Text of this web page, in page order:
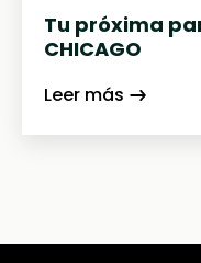
Tu próxima
CHICAGO
Leer más